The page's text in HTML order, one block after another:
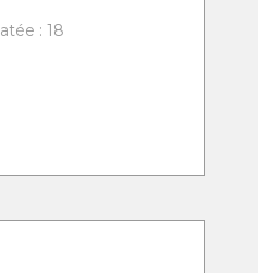
: 18